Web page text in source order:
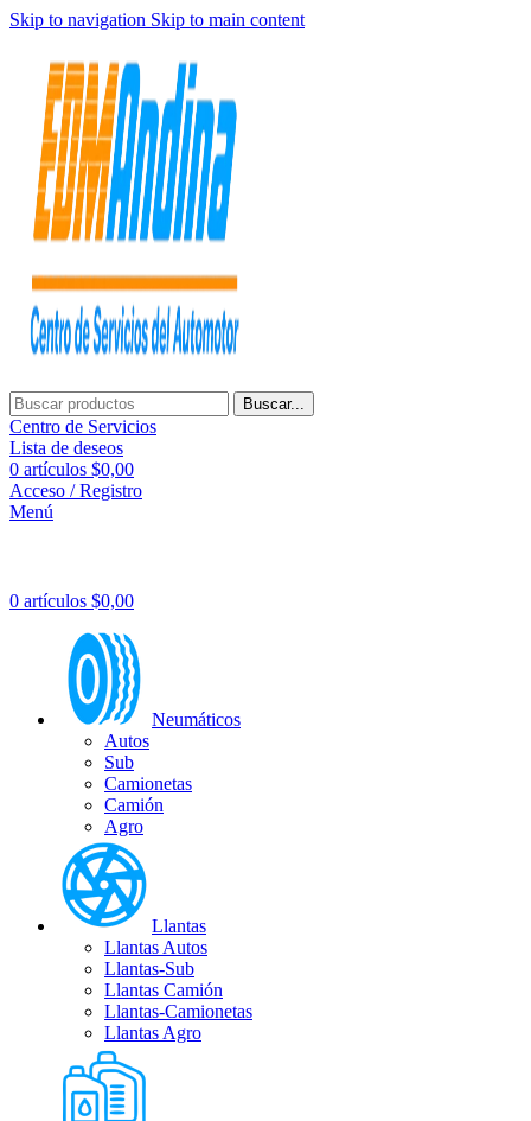
Skip to navigation Skip to main content
Buscar...
Centro de Servicios
Lista de deseos
0 artículos $0,00
Acceso / Registro
Menú
0 artículos $0,00
Neumáticos
Autos
Sub
Camionetas
Camión
Agro
Llantas
Llantas Autos
Llantas-Sub
Llantas Camión
Llantas-Camionetas
Llantas Agro